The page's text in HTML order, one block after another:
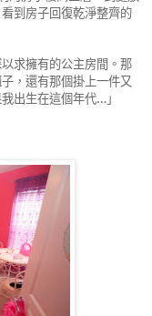
到房子回復乾淨整齊的
求擁有的公主房間。那
，還有那個掛上一件又
出生在這個年代…」